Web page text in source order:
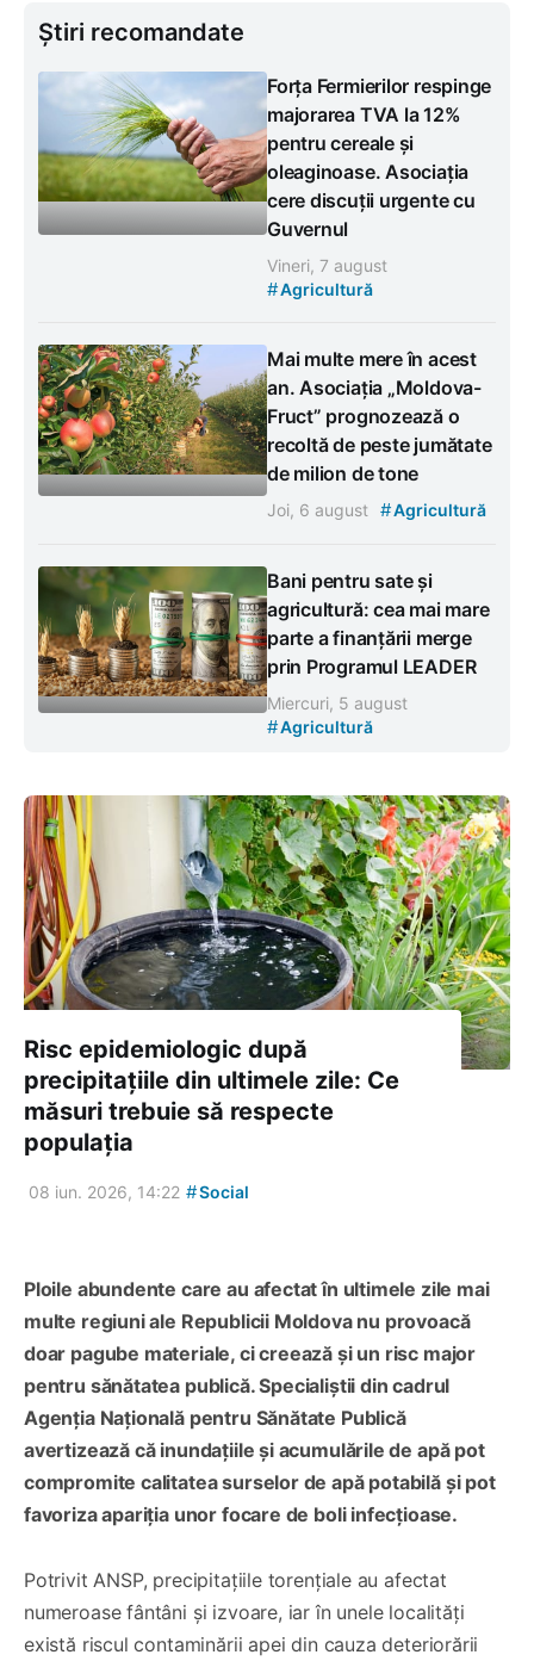
Știri recomandate
Forța Fermierilor respinge
majorarea TVA la 12%
pentru cereale și
oleaginoase. Asociația
cere discuții urgente cu
Guvernul
Vineri, 7 august
#Agricultură
Mai multe mere în acest
an. Asociația „Moldova-
Fruct” prognozează o
recoltă de peste jumătate
de milion de tone
Joi, 6 august #Agricultură
Bani pentru sate și
agricultură: cea mai mare
parte a finanțării merge
prin Programul LEADER
Miercuri, 5 august
#Agricultură
Risc epidemiologic după
precipitațiile din ultimele zile: Ce
măsuri trebuie să respecte
populația
08 iun. 2026, 14:22 #Social
Ploile abundente care au afectat în ultimele zile mai
multe regiuni ale Republicii Moldova nu provoacă
doar pagube materiale, ci creează și un risc major
pentru sănătatea publică. Specialiștii din cadrul
Agenția Națională pentru Sănătate Publică
avertizează că inundațiile și acumulările de apă pot
compromite calitatea surselor de apă potabilă și pot
favoriza apariția unor focare de boli infecțioase.
Potrivit ANSP, precipitațiile torențiale au afectat
numeroase fântâni și izvoare, iar în unele localități
există riscul contaminării apei din cauza deteriorării